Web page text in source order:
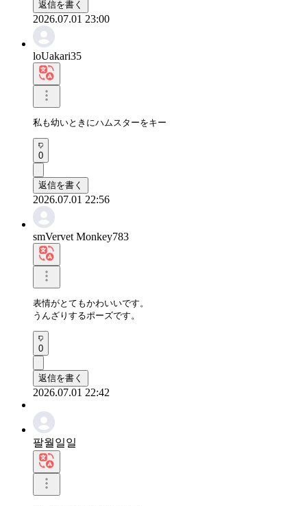
返信を書く
2026.07.01 23:00
loUakari35
私も幼いときにハムスターをキー
0
返信を書く
2026.07.01 22:56
smVervet Monkey783
表情がとてもかわいいです。
うんざりするポーズです。
0
返信を書く
2026.07.01 22:42
팔월일일